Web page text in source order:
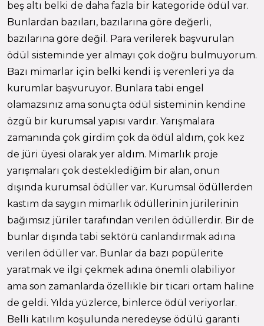
beş altı belki de daha fazla bir kategoride ödül var.
Bunlardan bazıları, bazılarına göre değerli,
bazılarına göre değil. Para verilerek başvurulan
ödül sisteminde yer almayı çok doğru bulmuyorum.
Bazı mimarlar için belki kendi iş verenleri ya da
kurumlar başvuruyor. Bunlara tabi engel
olamazsınız ama sonuçta ödül sisteminin kendine
özgü bir kurumsal yapısı vardır. Yarışmalara
zamanında çok girdim çok da ödül aldım, çok kez
de jüri üyesi olarak yer aldım. Mimarlık proje
yarışmaları çok desteklediğim bir alan, onun
dışında kurumsal ödüller var. Kurumsal ödüllerden
kastım da saygın mimarlık ödüllerinin jürilerinin
bağımsız jüriler tarafından verilen ödüllerdir. Bir de
bunlar dışında tabi sektörü canlandırmak adına
verilen ödüller var. Bunlar da bazı popülerite
yaratmak ve ilgi çekmek adına önemli olabiliyor
ama son zamanlarda özellikle bir ticari ortam haline
de geldi. Yılda yüzlerce, binlerce ödül veriyorlar.
Belli katılım koşulunda neredeyse ödülü garanti